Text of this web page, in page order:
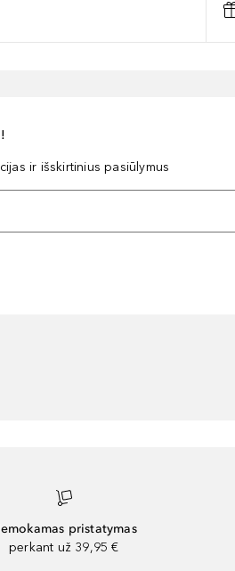
ir išskirtinius pasiūlymus
pristatymas
perkant už 39,95 €